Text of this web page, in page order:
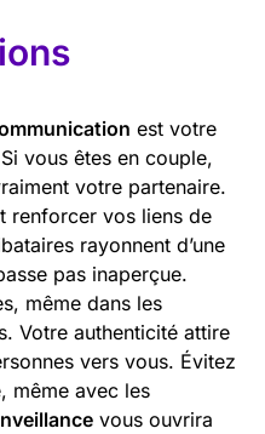
est votre
vous êtes en couple,
votre partenaire.
renforcer vos liens de
rayonnent d’une
pas inaperçue.
même dans les
Votre authenticité attire
vers vous. Évitez
même avec les
vous ouvrira